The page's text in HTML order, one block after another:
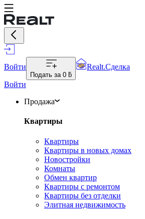
Войти
Подать за 0 ƃ
Realt.Сделка
Войти
Продажа
Квартиры
Квартиры
Квартиры в новых домах
Новостройки
Комнаты
Обмен квартир
Квартиры с ремонтом
Квартиры без отделки
Элитная недвижимость